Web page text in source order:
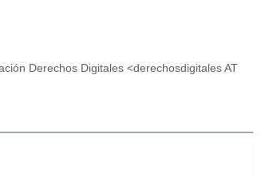
Derechos Digitales <derechosdigitales AT